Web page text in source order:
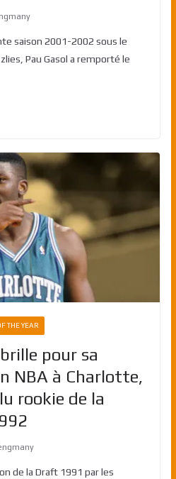
saison 2001-2002 sous le
Pau Gasol a remporté le
THE YEAR
pour sa
NBA à Charlotte,
rookie de la
de la Draft 1991 par les